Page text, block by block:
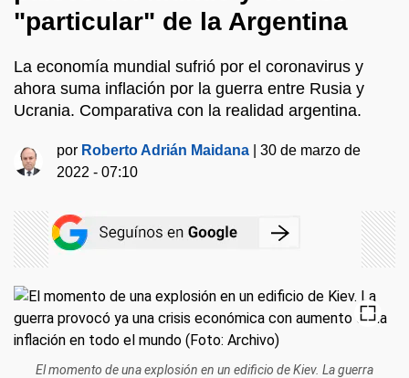
"particular" de la Argentina
La economía mundial sufrió por el coronavirus y
ahora suma inflación por la guerra entre Rusia y
Ucrania. Comparativa con la realidad argentina.
por Roberto Adrián Maidana |30 de marzo de
2022 - 07:10
El momento de una explosión en un edificio de Kiev. La guerra